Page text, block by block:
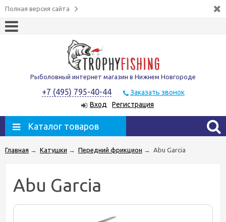
Полная версия сайта
Рыболовный интернет магазин в Нижнем Новгороде
+7 (495) 795-40-44
Заказать звонок
Вход
Регистрация
Каталог товаров
Главная → Катушки → Передний фрикцион → Abu Garcia
Abu Garcia